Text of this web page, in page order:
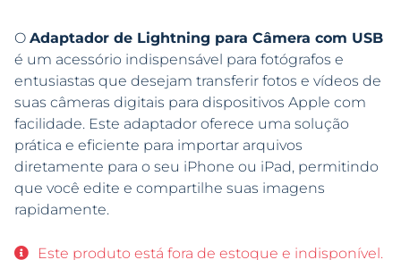
O Adaptador de Lightning para Câmera com USB
é um acessório indispensável para fotógrafos e
entusiastas que desejam transferir fotos e vídeos de
suas câmeras digitais para dispositivos Apple com
facilidade. Este adaptador oferece uma solução
prática e eficiente para importar arquivos
diretamente para o seu iPhone ou iPad, permitindo
que você edite e compartilhe suas imagens
rapidamente.
Este produto está fora de estoque e indisponível.